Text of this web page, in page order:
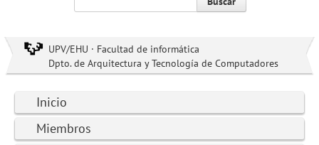
UPV/EHU · Facultad de informática
Dpto. de Arquitectura y Tecnología de Computadores
Inicio
Miembros